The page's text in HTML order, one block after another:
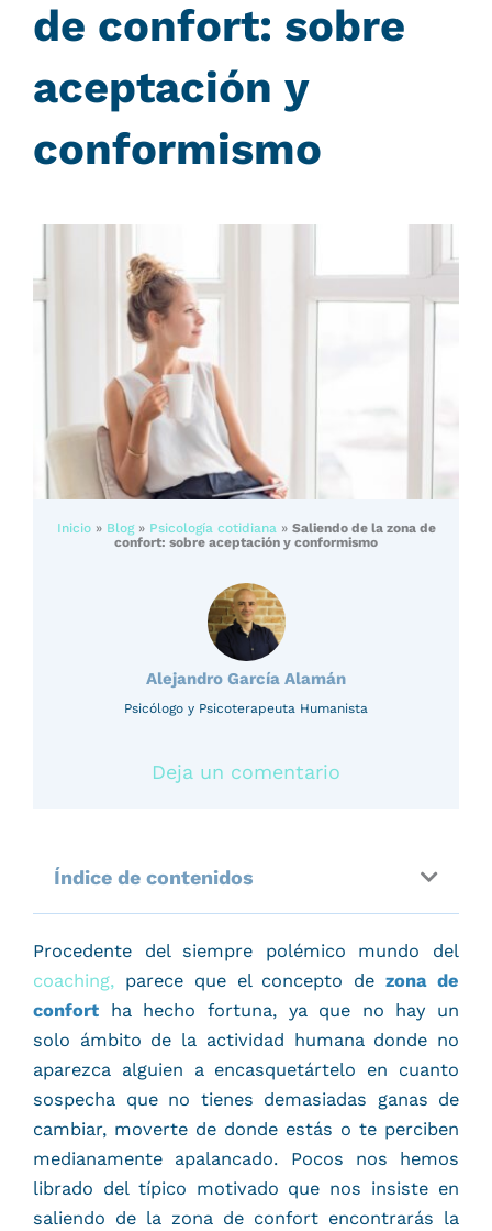
de confort: sobre
aceptación y
conformismo
Inicio» Blog» Psicología cotidiana» Saliendo de la zona de
confort: sobre aceptación y conformismo
Alejandro García Alamán
Psicólogo y Psicoterapeuta Humanista
Deja un comentario
Índice de contenidos
Procedente del siempre polémico mundo del
coaching, parece que el concepto dezona de
confort ha hecho fortuna, ya que no hay un
solo ámbito de la actividad humana donde no
aparezca alguien a encasquetártelo en cuanto
sospecha que no tienes demasiadas ganas de
cambiar, moverte de donde estás o te perciben
medianamente apalancado. Pocos nos hemos
librado del típico motivado que nos insiste en
saliendo de la zona de confort encontrarás la